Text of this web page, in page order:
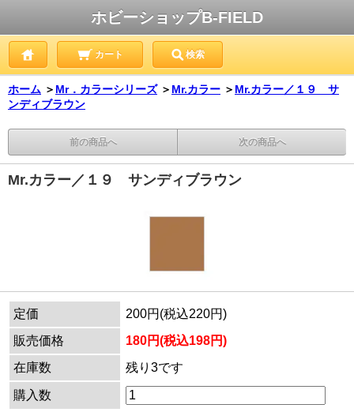
ホビーショップB-FIELD
カート 検索
ホーム ＞ Mr．カラーシリーズ ＞ Mr.カラー ＞ Mr.カラー／１９ サ
ンディブラウン
前の商品へ 次の商品へ
Mr.カラー／１９ サンディブラウン
定価
200円(税込220円)
販売価格
180円(税込198円)
在庫数
残り3です
購入数